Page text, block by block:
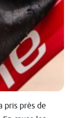
pris près de